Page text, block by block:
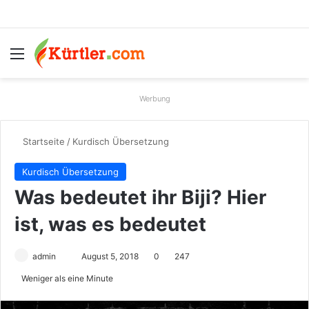
Menü
Werbung
Startseite / Kurdisch Übersetzung
Kurdisch Übersetzung
Was bedeutet ihr Biji? Hier
ist, was es bedeutet
admin August 5, 2018 0 247
Weniger als eine Minute